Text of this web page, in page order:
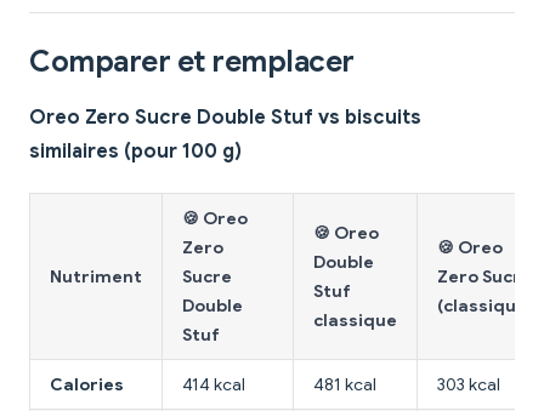
Comparer et remplacer
Oreo Zero Sucre Double Stuf vs biscuits
similaires (pour 100 g)
Nutriment
🍪 Oreo
Zero
Sucre
Double
Stuf
🍪 Oreo
Double
Stuf
classique
🍪 Oreo
Zero Sucre
(classique)
Calories 414 kcal 481 kcal 303 kcal